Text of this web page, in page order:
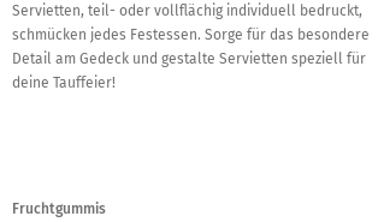
Servietten, teil- oder vollflächig individuell bedruckt,
schmücken jedes Festessen. Sorge für das besondere
Detail am Gedeck und gestalte Servietten speziell für
deine Tauffeier!
Fruchtgummis